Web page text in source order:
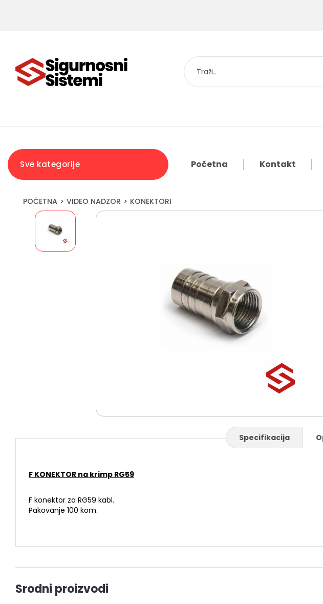
Sve kategorije Početna Kontakt
POČETNA VIDEO NADZOR KONEKTORI
Specifikacija
F KONEKTOR na krimp RG59
F konektor za RG59 kabl.
Pakovanje 100 kom.
Srodni proizvodi